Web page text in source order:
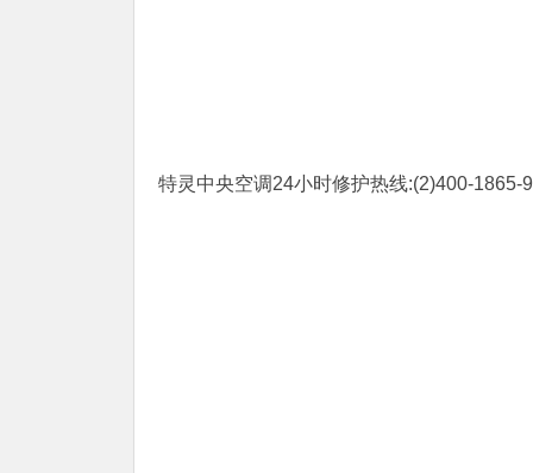
特灵中央空调24小时修护热线:(2)400-1865-